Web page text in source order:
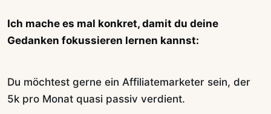
Ich mache es mal konkret, damit du deine
Gedanken fokussieren lernen kannst:
Du möchtest gerne ein Affiliatemarketer sein, der
5k pro Monat quasi passiv verdient.